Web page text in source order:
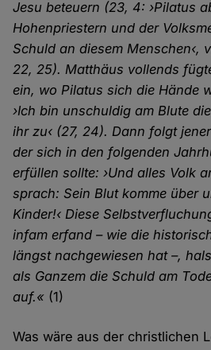
Jesu beteuern (23, 4: ›Pilatus
Hohenpriestern und der
Schuld an diesem Menschen‹,
22, 25). Matthäus vollends
ein, wo Pilatus sich die Hände
›Ich bin unschuldig am Blute
ihr zu‹ (27, 24). Dann folgt
der sich in den folgenden
erfüllen sollte: ›Und alles Volk
sprach: Sein Blut komme über
Kinder!‹ Diese
infam erfand – wie die
längst nachgewiesen hat –,
als Ganzem die Schuld am
auf.« (1)
Was wäre aus der christlichen